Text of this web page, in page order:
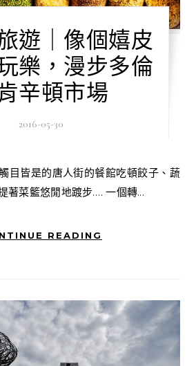
遊｜像個嬉皮
樂，漫步多倫
辛頓市場
2016-05-30
著菜籃悠閒地踱步…. 一個轉...
READING